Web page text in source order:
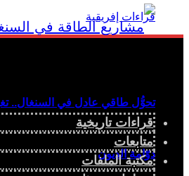
تحوُّل طاقي عادل في السنغال..
دوّامة الديون
قراءات تاريخية
متابعات
مكتبة الملفات